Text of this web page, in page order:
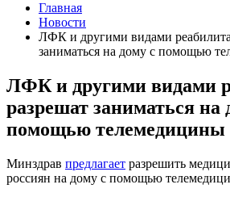
Главная
Новости
ЛФК и другими видами
заниматься на дому с помощью
ЛФК и другими видами
разрешат заниматься на
помощью телемедицины
Минздрав предлагает разрешить
россиян на дому с помощью